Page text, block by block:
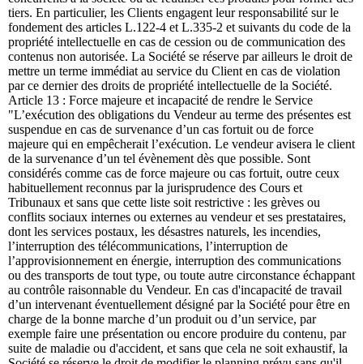
tiers. En particulier, les Clients engagent leur responsabilité sur le
fondement des articles L.122-4 et L.335-2 et suivants du code de la
propriété intellectuelle en cas de cession ou de communication des
contenus non autorisée. La Société se réserve par ailleurs le droit de
mettre un terme immédiat au service du Client en cas de violation
par ce dernier des droits de propriété intellectuelle de la Société.
Article 13 : Force majeure et incapacité de rendre le Service
"L’exécution des obligations du Vendeur au terme des présentes est
suspendue en cas de survenance d’un cas fortuit ou de force
majeure qui en empêcherait l’exécution. Le vendeur avisera le client
de la survenance d’un tel évènement dès que possible. Sont
considérés comme cas de force majeure ou cas fortuit, outre ceux
habituellement reconnus par la jurisprudence des Cours et
Tribunaux et sans que cette liste soit restrictive : les grèves ou
conflits sociaux internes ou externes au vendeur et ses prestataires,
dont les services postaux, les désastres naturels, les incendies,
l’interruption des télécommunications, l’interruption de
l’approvisionnement en énergie, interruption des communications
ou des transports de tout type, ou toute autre circonstance échappant
au contrôle raisonnable du Vendeur. En cas d'incapacité de travail
d’un intervenant éventuellement désigné par la Société pour être en
charge de la bonne marche d’un produit ou d’un service, par
exemple faire une présentation ou encore produire du contenu, par
suite de maladie ou d'accident, et sans que cela ne soit exhaustif, la